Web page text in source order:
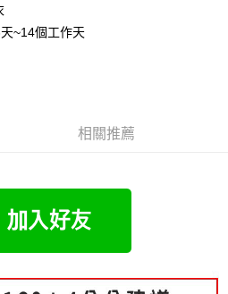
期的期數、繳款截止日，確認付款後即完
金額請依後續交易確認頁面所載為準。
認交易或遇審核未通過，訂單將自動取
，表示未達大哥付你分期系統評分，恕無
後才付款」的支付方式。 讓您購物簡單
卡、不需儲值。
再付款。
之點數服務，可於會員專區綁定中華電信
~14個工作天
相關推薦